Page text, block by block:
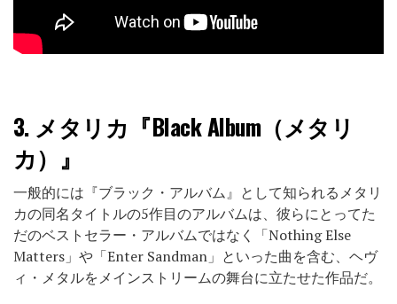
3. メタリカ『Black Album（メタリ
カ）』
一般的には『ブラック・アルバム』として知られるメタリ
カの同名タイトルの5作目のアルバムは、彼らにとってた
だのベストセラー・アルバムではなく「Nothing Else
Matters」や「Enter Sandman」といった曲を含む、ヘヴ
ィ・メタルをメインストリームの舞台に立たせた作品だ。